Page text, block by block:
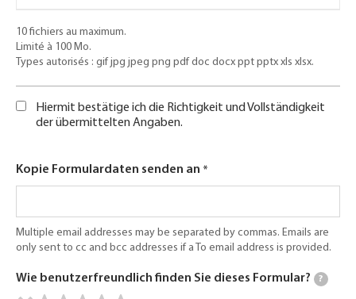
10 fichiers au maximum.
Limité à 100 Mo.
Types autorisés : gif jpg jpeg png pdf doc docx ppt pptx xls xlsx.
Hiermit bestätige ich die Richtigkeit und Vollständigkeit
der übermittelten Angaben.
Kopie Formulardaten senden an
Multiple email addresses may be separated by commas. Emails are
only sent to cc and bcc addresses if a To email address is provided.
Wie benutzerfreundlich finden Sie dieses Formular? ?